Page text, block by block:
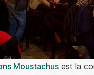
Moustachus est la